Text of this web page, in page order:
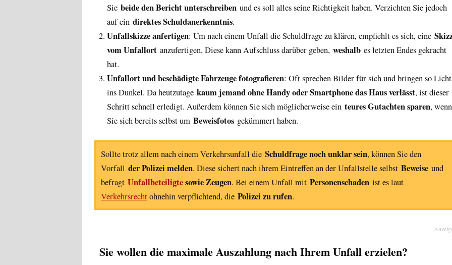
Sie beide den Bericht unterschreiben und es soll alles seine Richtigkeit haben. Verzichten Sie jedoch
auf ein direktes Schuldanerkenntnis.
Unfallskizze anfertigen: Um nach einem Unfall die Schuldfrage zu klären, empfiehlt es sich, eine
vom Unfallort anzufertigen. Diese kann Aufschluss darüber geben, weshalb es letzten Endes gekracht
hat.
Unfallort und beschädigte Fahrzeuge fotografieren: Oft sprechen Bilder für sich und bringen so Licht
ins Dunkel. Da heutzutage kaum jemand ohne Handy oder Smartphone das Haus verlässt, ist dieser
Schritt schnell erledigt. Außerdem können Sie sich möglicherweise ein teures Gutachten sparen, wenn
Sie sich bereits selbst um Beweisfotos gekümmert haben.
Sollte trotz allem nach einem Verkehrsunfall die Schuldfrage noch unklar sein, können Sie den
Vorfall der Polizei melden. Diese sichert nach ihrem Eintreffen an der Unfallstelle selbst Beweise und
befragt Unfallbeteiligtesowie Zeugen. Bei einem Unfall mit Personenschaden ist es laut
Verkehrsrechtohnehin verpflichtend, die Polizei zu rufen.
Sie wollen die maximale Auszahlung nach Ihrem Unfall erzielen?